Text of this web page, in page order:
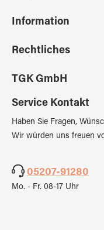
Information
Rechtliches
TGK GmbH
Service Kontakt
Haben Sie Fragen,
Wir würden uns freuen
05207-91280
Mo. - Fr. 08-17 Uhr